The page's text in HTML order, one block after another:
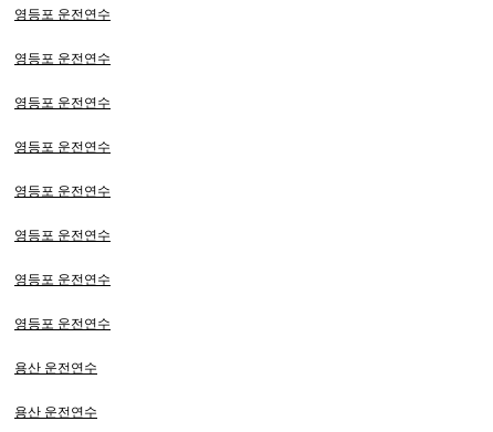
영등포 운전연수
영등포 운전연수
영등포 운전연수
영등포 운전연수
영등포 운전연수
영등포 운전연수
영등포 운전연수
영등포 운전연수
용산 운전연수
용산 운전연수